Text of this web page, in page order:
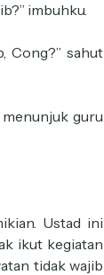
imbuhku.
Cong?” sahut
menunjuk guru
Ustad ini
ikut kegiatan
tidak wajib